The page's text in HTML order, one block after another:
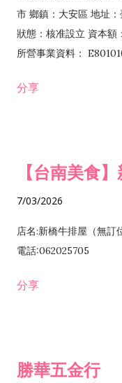
市 鄉鎮：大安區 地址
狀態：核准設立 資本
所營事業資料：
發業 H703090 不動產
分享
【台南美食
7/03/2026
店名:新橋牛排屋（無訂
電話:062025705
分享
勝華五金行